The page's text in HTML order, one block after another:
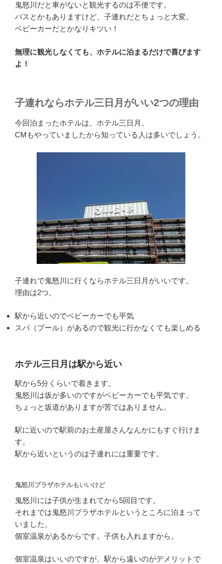
鬼怒川だと車がないと観光するのは不便です。
バスとかもありますけど、子連れだとちょっと大変。
ベビーカーだとかなりキツい！
無理に観光しなくても、ホテルに泊まるだけで喜びます
よ！
子連れならホテル三日月がいい2つの理由
今回泊まったホテルは、ホテル三日月。
CMもやっていましたから知っている人は多いでしょう。
子連れで鬼怒川に行くならホテル三日月がいいです。
理由は2つ。
駅から近いのでベビーカーでも平気
スパ（プール）があるので観光に行かなくても楽しめる
ホテル三日月は駅から近い
駅から5分くらいで着きます。
鬼怒川は坂が多いのですがベビーカーでも平気です。
ちょっと坂道がありますが苦ではありません。
駅に近いので駅前のお土産屋さんなんかにもすぐ行けま
す。
駅から近いというのは子連れには重要です。
鬼怒川プラザホテルもいいけど
鬼怒川には子供が生まれてから5回目です。
それまでは鬼怒川プラザホテルというところに泊まって
いました。
個室温泉があるからです。子供も入れますから。
個室温泉はいいのですが、駅から遠いのがデメリットで